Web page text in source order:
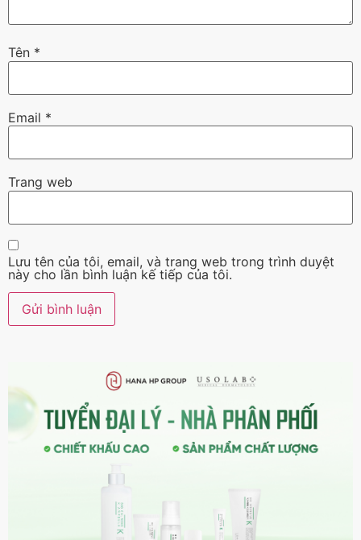
Tên *
Email *
Trang web
Lưu tên của tôi, email, và trang web trong trình duyệt
này cho lần bình luận kế tiếp của tôi.